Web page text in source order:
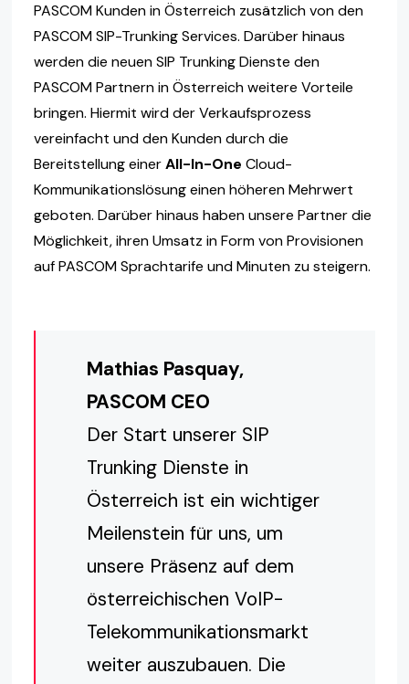
PASCOM Kunden in Österreich zusätzlich von den
PASCOM SIP-Trunking Services. Darüber hinaus
werden die neuen SIP Trunking Dienste den
PASCOM Partnern in Österreich weitere Vorteile
bringen. Hiermit wird der Verkaufsprozess
vereinfacht und den Kunden durch die
Bereitstellung einerAll-In-One Cloud-
Kommunikationslösung einen höheren Mehrwert
geboten. Darüber hinaus haben unsere Partner die
Möglichkeit, ihren Umsatz in Form von Provisionen
auf PASCOM Sprachtarife und Minuten zu steigern.
Mathias Pasquay,
PASCOM CEO
Der Start unserer SIP
Trunking Dienste in
Österreich ist ein wichtiger
Meilenstein für uns, um
unsere Präsenz auf dem
österreichischen VoIP-
Telekommunikationsmarkt
weiter auszubauen. Die